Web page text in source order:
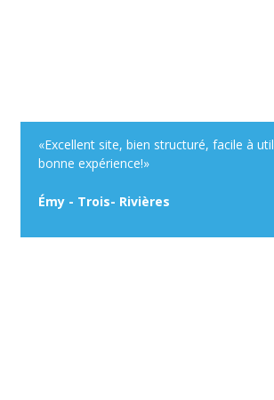
«Excellent site, bien structuré, facile à
bonne expérience!»
Émy - Trois- Rivières